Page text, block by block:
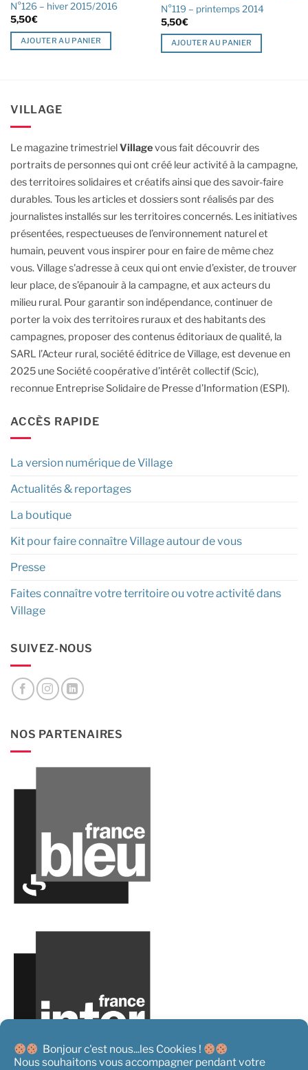
Bonjour c'est nous...les Cookies !
Nous souhaitons vous accompagner pendant votre
N°126 – hiver 2015/2016
5,50€
AJOUTER AU PANIER
N°119 – printemps 2014
5,50€
AJOUTER AU PANIER
VILLAGE
Le magazine trimestrielVillagevous fait découvrir des
portraits de personnes qui ont créé leur activité à la campagne,
des territoires solidaires et créatifs ainsi que des savoir-faire
durables.Tous les articles et dossiers sont réalisés par des
journalistes installés sur les territoires concernés. Les initiatives
présentées, respectueuses de l’environnement naturel et
humain, peuvent vous inspirer pour en faire de même chez
vous.Village s'adresse à ceux qui ont envie d’exister, de trouver
leur place, de s’épanouir à la campagne, et aux acteurs du
milieu rural. Pour garantir son indépendance, continuer de
porter la voix des territoires ruraux et des habitants des
campagnes, proposer des contenus éditoriaux de qualité, la
SARL l’Acteur rural, société éditrice de Village, est devenue en
2025 une Société coopérative d’intérêt collectif (Scic),
reconnue Entreprise Solidaire de Presse d’Information (ESPI).
ACCÈS RAPIDE
La version numérique de Village
Actualités & reportages
La boutique
Kit pour faire connaître Village autour de vous
Presse
Faites connaître votre territoire ou votre activité dans
Village
SUIVEZ-NOUS
NOS PARTENAIRES